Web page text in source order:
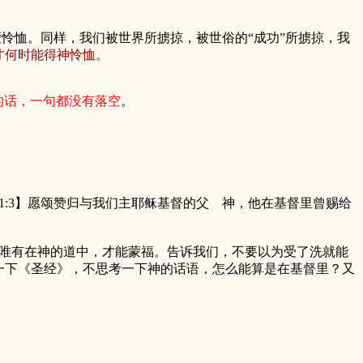
。同样，我们被世界所掳掠，被世俗的“成功”所掳掠，我
时能得神怜恤。
，一句都没有落空。
】愿颂赞归与我们主耶稣基督的父 神，他在基督里曾赐给
在神的道中，才能蒙福。告诉我们，不要以为受了洗就能
《圣经》，不思考一下神的话语，怎么能算是在基督里？又